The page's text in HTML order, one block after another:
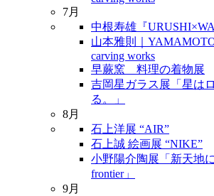
7月
中根寿雄『
山本雅則｜
carving works
早蕨窯 料理の着物展
吉岡星ガラス展「星は
る。」
8月
石上洋展 “AIR”
石上誠 絵画展 “NIKE”
小野陽介陶展「新天地
frontier」
9月